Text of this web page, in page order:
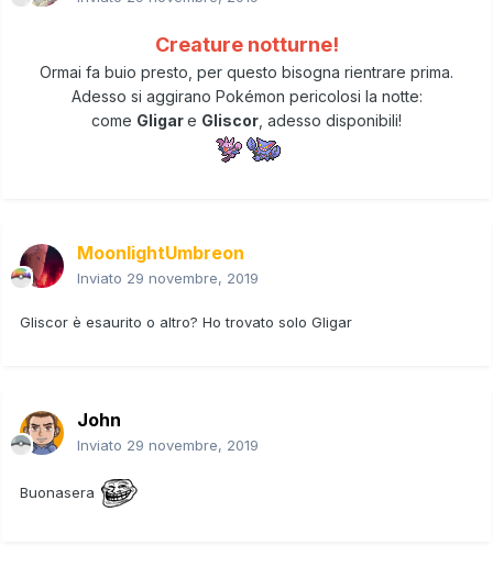
Creature notturne!
Ormai fa buio presto, per questo bisogna rientrare prima.
Adesso si aggirano Pokémon pericolosi la notte:
come Gligare Gliscor , adesso disponibili!
MoonlightUmbreon
Inviato 29 novembre, 2019
Gliscor è esaurito o altro? Ho trovato solo Gligar
John
Inviato 29 novembre, 2019
Buonasera